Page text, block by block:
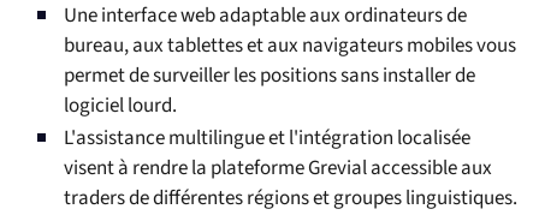
Une interface web adaptable aux ordinateurs de
bureau, aux tablettes et aux navigateurs mobiles vous
permet de surveiller les positions sans installer de
logiciel lourd.
L'assistance multilingue et l'intégration localisée
visent à rendre la plateforme Grevial accessible aux
traders de différentes régions et groupes linguistiques.